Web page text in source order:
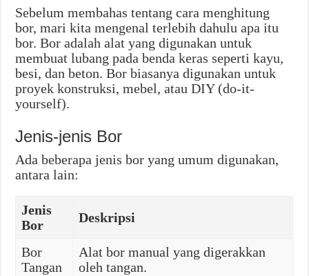
Sebelum membahas tentang cara menghitung
bor, mari kita mengenal terlebih dahulu apa itu
bor. Bor adalah alat yang digunakan untuk
membuat lubang pada benda keras seperti kayu,
besi, dan beton. Bor biasanya digunakan untuk
proyek konstruksi, mebel, atau DIY (do-it-
yourself).
Jenis-jenis Bor
Ada beberapa jenis bor yang umum digunakan,
antara lain:
Jenis
Bor
Deskripsi
Bor
Tangan
Alat bor manual yang digerakkan
oleh tangan.